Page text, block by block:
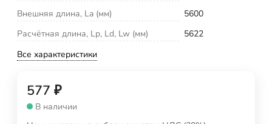
Внешняя длина, La (мм)
5600
Расчётная длина, Lp, Ld, Lw (мм)
5622
Все характеристики
577 ₽
В наличии